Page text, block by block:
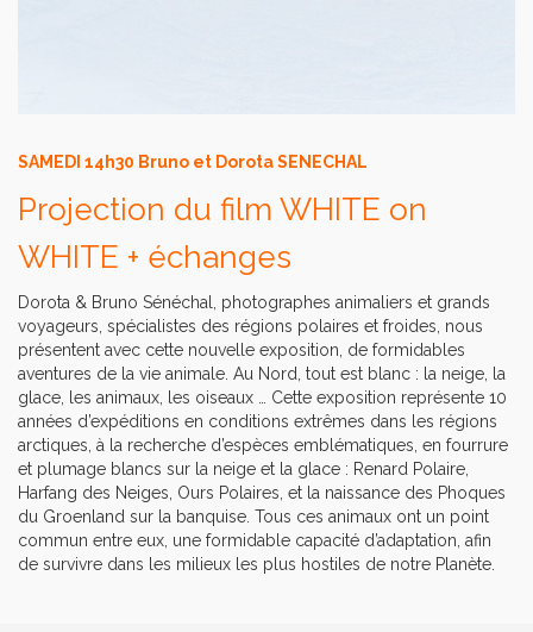
SAMEDI 14h30 Bruno et Dorota SENECHAL
Projection du film WHITE on
WHITE + échanges
Dorota & Bruno Sénéchal, photographes animaliers et grands
voyageurs, spécialistes des régions polaires et froides, nous
présentent avec cette nouvelle exposition, de formidables
aventures de la vie animale. Au Nord, tout est blanc : la neige, la
glace, les animaux, les oiseaux … Cette exposition représente 10
années d’expéditions en conditions extrêmes dans les régions
arctiques, à la recherche d’espèces emblématiques, en fourrure
et plumage blancs sur la neige et la glace : Renard Polaire,
Harfang des Neiges, Ours Polaires, et la naissance des Phoques
du Groenland sur la banquise. Tous ces animaux ont un point
commun entre eux, une formidable capacité d’adaptation, afin
de survivre dans les milieux les plus hostiles de notre Planète.